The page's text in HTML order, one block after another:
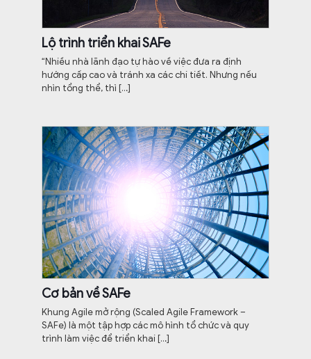
Lộ trình triển khai SAFe
“Nhiều nhà lãnh đạo tự hào về việc đưa ra định
hướng cấp cao và tránh xa các chi tiết. Nhưng nếu
nhìn tổng thể, thì […]
Cơ bản về SAFe
Khung Agile mở rộng (Scaled Agile Framework –
SAFe) là một tập hợp các mô hình tổ chức và quy
trình làm việc để triển khai[…]